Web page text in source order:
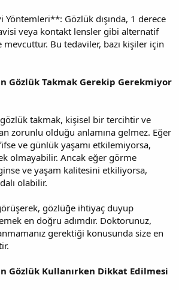
Gözlük dışında, 1 derece
veya kontakt lensler gibi alternatif
Bu tedaviler, bazı kişiler için
Gözlük Takmak Gerekip Gerekmiyor
takmak, kişisel bir tercihtir ve
zorunlu olduğu anlamına gelmez. Eğer
ve günlük yaşamı etkilemiyorsa,
olmayabilir. Ancak eğer görme
ve yaşam kalitesini etkiliyorsa,
olabilir.
gözlüğe ihtiyaç duyup
en doğru adımdır. Doktorunuz,
gerektiği konusunda size en
Gözlük Kullanırken Dikkat Edilmesi